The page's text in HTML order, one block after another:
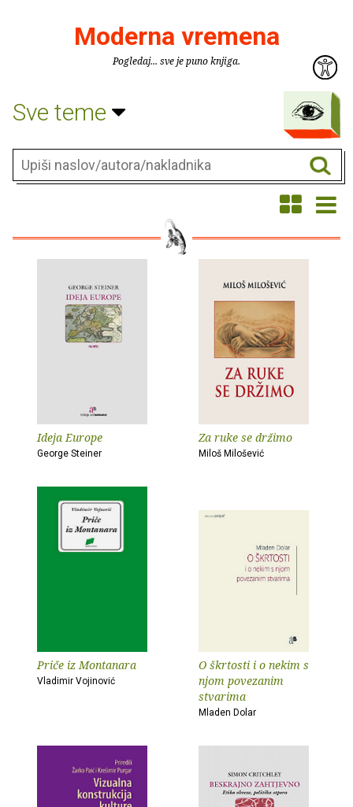
Moderna vremena
Pogledaj... sve je puno knjiga.
Sve teme
Ideja Europe
George Steiner
Za ruke se držimo
Miloš Milošević
Priče iz Montanara
Vladimir Vojinović
O škrtosti i o nekim s
njom povezanim
stvarima
Mladen Dolar